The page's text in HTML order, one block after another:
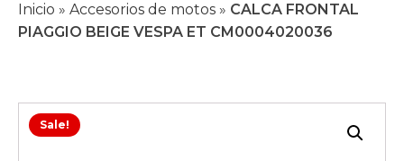
Inicio » Accesorios de motos » CALCA FRONTAL
PIAGGIO BEIGE VESPA ET CM0004020036
Sale!